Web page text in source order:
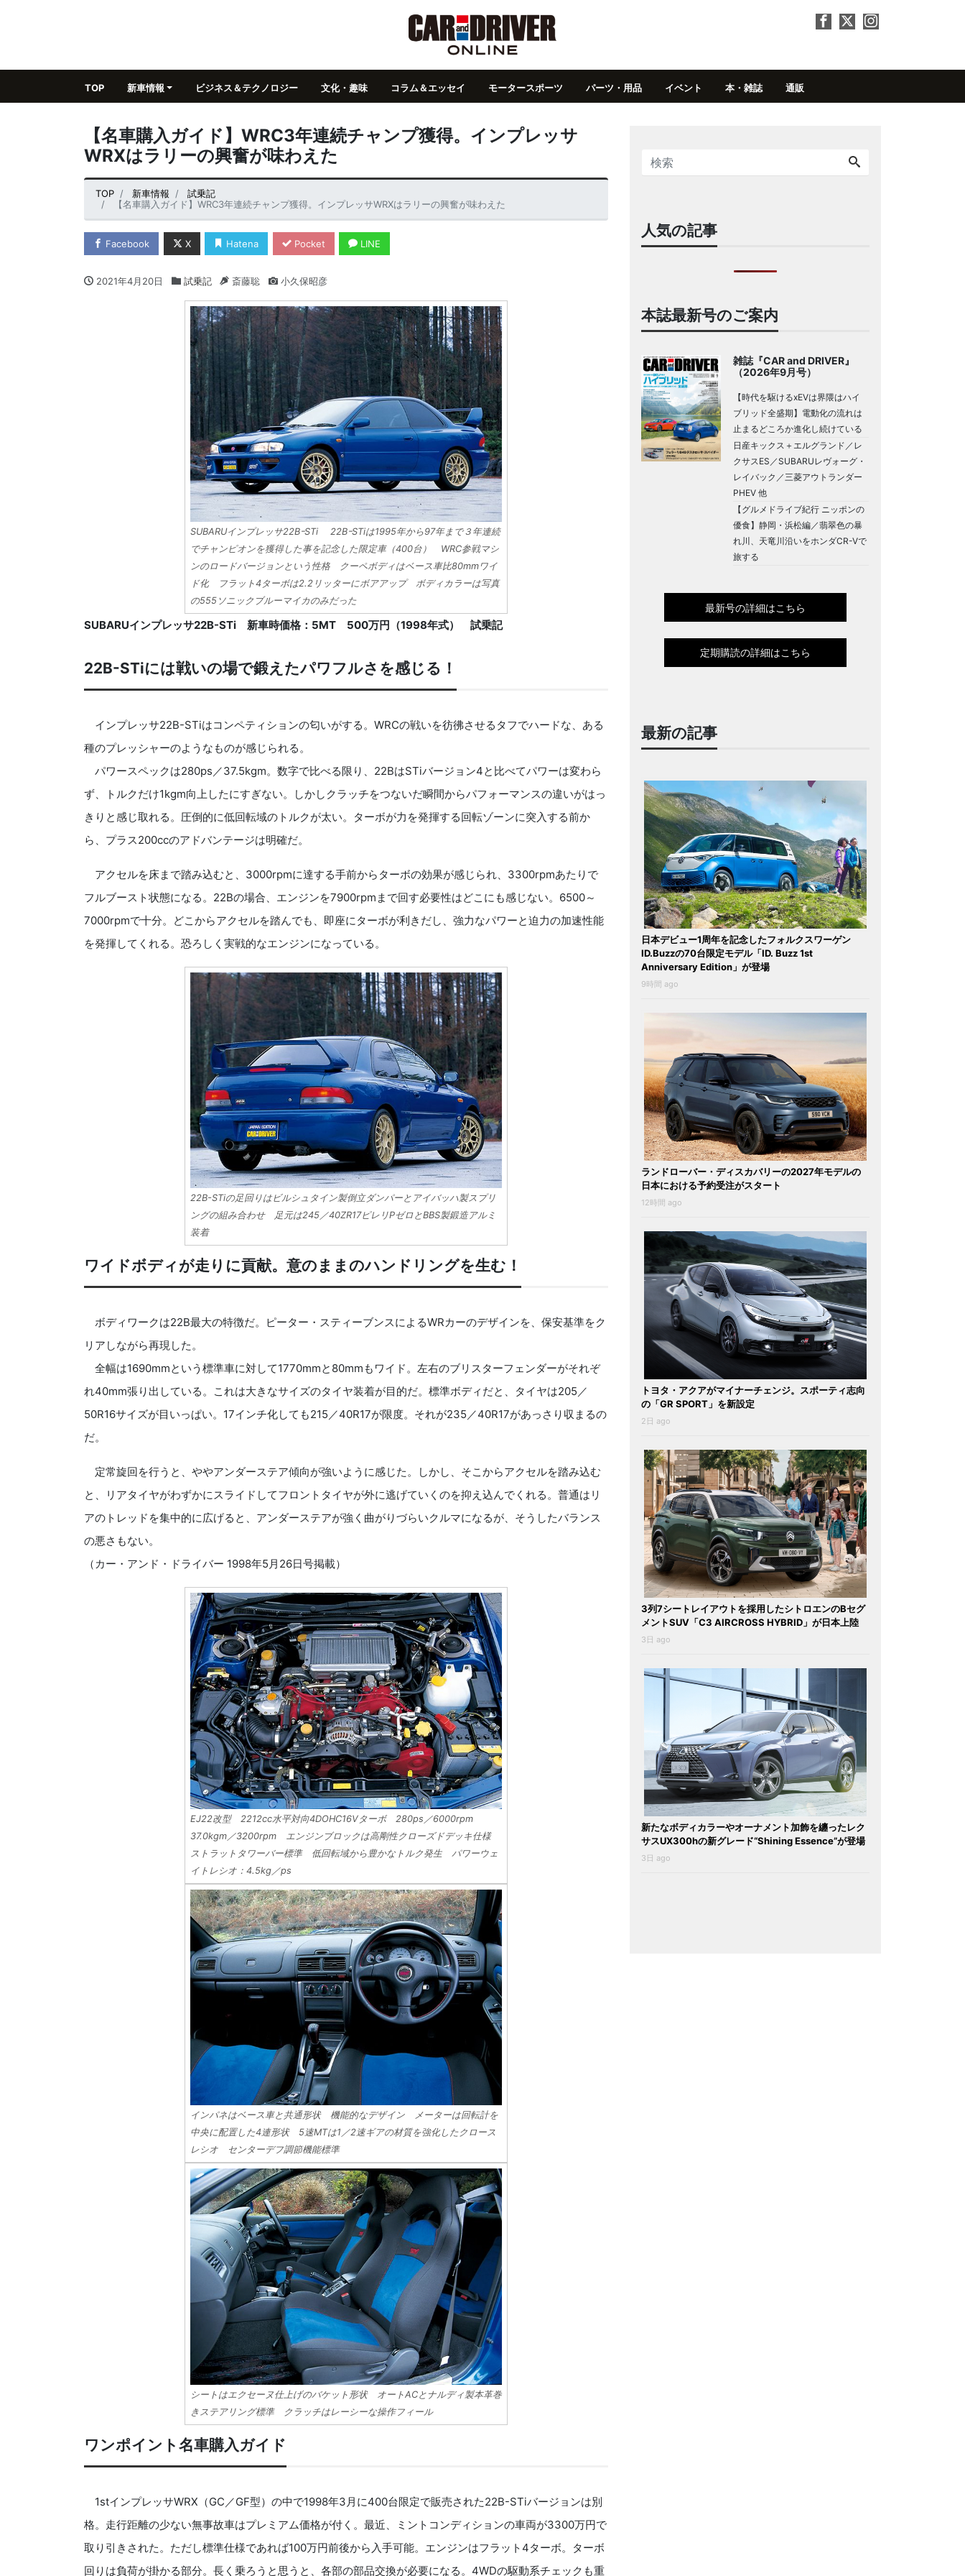
TOP 新車情報 ビジネス＆テクノロジー 文化・趣味 コラム＆エッセイ モータースポーツ パーツ・用品 イベント 本・雑誌 通販
【名車購入ガイド】WRC3年連続チャンプ獲得。インプレッサ
WRXはラリーの興奮が味わえた
TOP 新車情報
試乗記
【名車購入ガイド】WRC3年連続チャンプ獲得。インプレッサWRXはラリーの興奮が味わえた
Facebook X Hatena Pocket LINE
2021年4月20日 試乗記 斎藤聡 小久保昭彦
SUBARUインプレッサ22BｰSTi 22BｰSTiは1995年から97年まで３年連続
でチャンピオンを獲得した事を記念した限定車（400台） WRC参戦マシ
ンのロードバージョンという性格 クーペボディはベース車比80mmワイ
ド化 フラット4ターボは2.2リッターにボアアップ ボディカラーは写真
の555ソニックブルーマイカのみだった
SUBARUインプレッサ22B-STi 新車時価格：5MT 500万円（1998年式） 試乗記
22B-STiには戦いの場で鍛えたパワフルさを感じる！
インプレッサ22B-STiはコンペティションの匂いがする。WRCの戦いを彷彿させるタフでハードな、ある
種のプレッシャーのようなものが感じられる。
パワースペックは280ps／37.5kgm。数字で比べる限り、22BはSTiバージョン4と比べてパワーは変わら
ず、トルクだけ1kgm向上したにすぎない。しかしクラッチをつないだ瞬間からパフォーマンスの違いがはっ
きりと感じ取れる。圧倒的に低回転域のトルクが太い。ターボが力を発揮する回転ゾーンに突入する前か
ら、プラス200ccのアドバンテージは明確だ。
アクセルを床まで踏み込むと、3000rpmに達する手前からターボの効果が感じられ、3300rpmあたりで
フルブースト状態になる。22Bの場合、エンジンを7900rpmまで回す必要性はどこにも感じない。6500～
7000rpmで十分。どこからアクセルを踏んでも、即座にターボが利きだし、強力なパワーと迫力の加速性能
を発揮してくれる。恐ろしく実戦的なエンジンになっている。
22B-STiの足回りはビルシュタイン製倒立ダンパーとアイバッハ製スプリ
ングの組み合わせ 足元は245／40ZR17ピレリPゼロとBBS製鍛造アルミ
装着
ワイドボディが走りに貢献。意のままのハンドリングを生む！
ボディワークは22B最大の特徴だ。ピーター・スティーブンスによるWRカーのデザインを、保安基準をク
リアしながら再現した。
全幅は1690mmという標準車に対して1770mmと80mmもワイド。左右のブリスターフェンダーがそれぞ
れ40mm張り出している。これは大きなサイズのタイヤ装着が目的だ。標準ボディだと、タイヤは205／
50R16サイズが目いっぱい。17インチ化しても215／40R17が限度。それが235／40R17があっさり収まるの
だ。
定常旋回を行うと、ややアンダーステア傾向が強いように感じた。しかし、そこからアクセルを踏み込む
と、リアタイヤがわずかにスライドしてフロントタイヤが外に逃げていくのを抑え込んでくれる。普通はリ
アのトレッドを集中的に広げると、アンダーステアが強く曲がりづらいクルマになるが、そうしたバランス
の悪さもない。
（カー・アンド・ドライバー 1998年5月26日号掲載）
EJ22改型 2212cc水平対向4DOHC16Vターボ 280ps／6000rpm
37.0kgm／3200rpm エンジンブロックは高剛性クローズドデッキ仕様
ストラットタワーバー標準 低回転域から豊かなトルク発生 パワーウェ
イトレシオ：4.5kg／ps
インパネはベース車と共通形状 機能的なデザイン メーターは回転計を
中央に配置した4連形状 5速MTは1／2速ギアの材質を強化したクロース
レシオ センターデフ調節機能標準
シートはエクセーヌ仕上げのバケット形状 オートACとナルディ製本革巻
きステアリング標準 クラッチはレーシーな操作フィール
ワンポイント名車購入ガイド
1stインプレッサWRX（GC／GF型）の中で1998年3月に400台限定で販売された22B-STiバージョンは別
格。走行距離の少ない無事故車はプレミアム価格が付く。最近、ミントコンディションの車両が3300万円で
取り引きされた。ただし標準仕様であれば100万円前後から入手可能。エンジンはフラット4ターボ。ターボ
回りは負荷が掛かる部分。長く乗ろうと思うと、各部の部品交換が必要になる。4WDの駆動系チェックも重
人気の記事
本誌最新号のご案内
雑誌『CAR and DRIVER』
（2026年9月号）
【時代を駆けるxEVは界隈はハイ
ブリッド全盛期】電動化の流れは
止まるどころか進化し続けている
日産キックス＋エルグランド／レ
クサスES／SUBARUレヴォーグ・
レイバック／三菱アウトランダー
PHEV 他
【グルメドライブ紀行 ニッポンの
優食】静岡・浜松編／翡翠色の暴
れ川、天竜川沿いをホンダCR-Vで
旅する
最新号の詳細はこちら
定期購読の詳細はこちら
最新の記事
日本デビュー1周年を記念したフォルクスワーゲン
ID.Buzzの70台限定モデル「ID. Buzz 1st
Anniversary Edition」が登場
9時間 ago
ランドローバー・ディスカバリーの2027年モデルの
日本における予約受注がスタート
12時間 ago
トヨタ・アクアがマイナーチェンジ。スポーティ志向
の「GR SPORT」を新設定
2日 ago
3列7シートレイアウトを採用したシトロエンのBセグ
メントSUV「C3 AIRCROSS HYBRID」が日本上陸
3日 ago
新たなボディカラーやオーナメント加飾を纏ったレク
サスUX300hの新グレード“Shining Essence”が登場
3日 ago